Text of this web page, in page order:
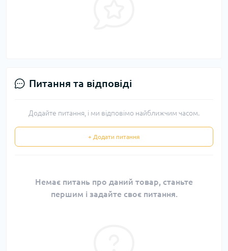
Питання та відповіді
Додайте питання, і ми відповімо найближчим часом.
+ Додати питання
Немає питань про даний товар, станьте
першим і задайте своє питання.